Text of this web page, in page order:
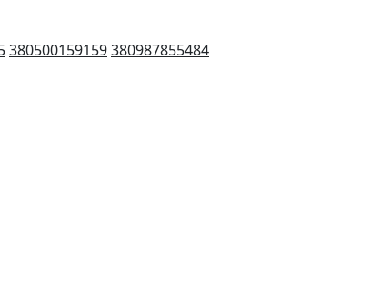
380500159159380987855484